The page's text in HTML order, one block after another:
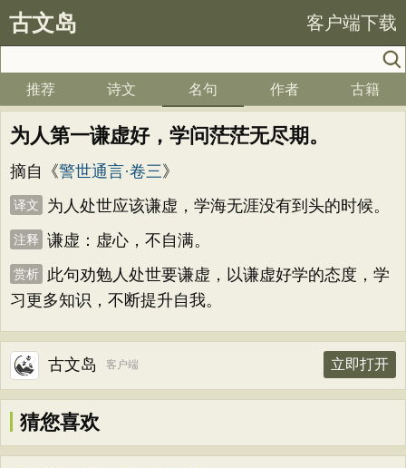
古文岛 客户端下载
推荐 诗文 名句 作者 古籍
为人第一谦虚好，学问茫茫无尽期。
摘自《警世通言·卷三》
译文 为人处世应该谦虚，学海无涯没有到头的时候。
注释 谦虚：虚心，不自满。
赏析
此句劝勉人处世要谦虚，以谦虚好学的态度，学
习更多知识，不断提升自我。
古文岛 客户端 立即打开
猜您喜欢